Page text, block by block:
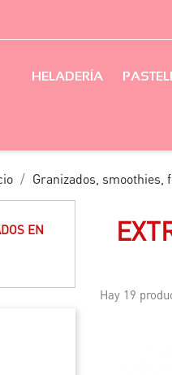
HELADERÍA
Granizados,
EN
Hay 19